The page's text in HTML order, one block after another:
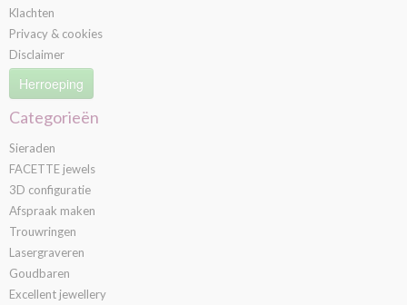
Klachten
Privacy & cookies
Disclaimer
Herroeping
Categorieën
Sieraden
FACETTE jewels
3D configuratie
Afspraak maken
Trouwringen
Lasergraveren
Goudbaren
Excellent jewellery